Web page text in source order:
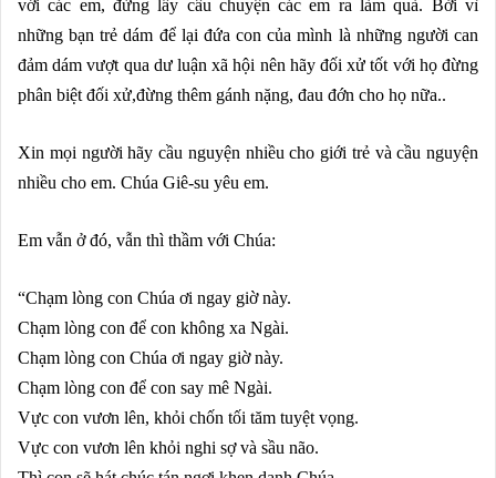
với các em, đừng lấy câu chuyện các em ra làm quà. Bởi vì
những bạn trẻ dám để lại đứa con của mình là những người can
đảm dám vượt qua dư luận xã hội nên hãy đối xử tốt với họ đừng
phân biệt đối xử,đừng thêm gánh nặng, đau đớn cho họ nữa..
Xin mọi người hãy cầu nguyện nhiều cho giới trẻ và cầu nguyện
nhiều cho em. Chúa Giê-su yêu em.
Em vẫn ở đó, vẫn thì thầm với Chúa:
“Chạm lòng con Chúa ơi ngay giờ này.
Chạm lòng con để con không xa Ngài.
Chạm lòng con Chúa ơi ngay giờ này.
Chạm lòng con để con say mê Ngài.
Vực con vươn lên, khỏi chốn tối tăm tuyệt vọng.
Vực con vươn lên khỏi nghi sợ và sầu não.